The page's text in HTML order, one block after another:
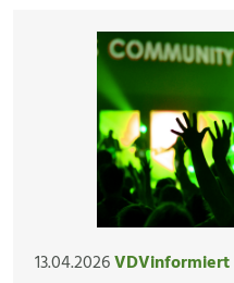
13.04.2026VDVinformiert